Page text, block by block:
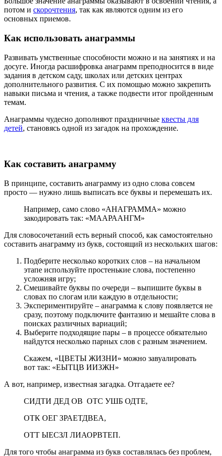
потом и скорочтения, так как являются одним из его
основных приемов.
Как использовать анаграммы
Развивать умственные способности можно и на занятиях и на
досуге. Иногда расшифровка анаграмм преподносится в виде
задания в детском саду, школах или детских центрах
дополнительного развития. С их помощью можно закрепить
навыки письма и чтения, а также подвести итог пройденным
темам.
Анаграммы чудесно дополняют праздничные квесты для
детей, становясь одной из загадок на прохождение.
Как составить анаграмму
В принципе, составить анаграмму из одно слова совсем
просто — нужно лишь выписать все буквы и перемешать их.
Например, само слово «АНАГРАММА» можно
закодировать так: «МААРААНГМ»
Для словосочетаний есть верный способ, как самостоятельно
составить анаграмму из букв, состоящий из нескольких шагов:
Подберите несколько коротких слов – на начальном
этапе используйте простенькие слова, постепенно
усложняя игру;
Смешивайте буквы по очереди – выпишите буквы в
словах по слогам или каждую в отдельности;
Экспериментируйте – анаграмма к слову появляется не
сразу, поэтому подключите фантазию и мешайте слова в
поисках различных вариаций;
Выберите подходящие пары – в процессе обязательно
найдутся несколько парных слов с разным значением.
Скажем, «ЦВЕТЫ ЖИЗНИ» можно завуалировать
вот так: «ЕЫТЦВ ИИЗЖН»
А вот, например, известная загадка. Отгадаете ее?
СИДТИ ДЕД ОВ ОТС УШБ ОДТЕ,
ОТК ОЕГ ЗРАЕТДВЕА,
ОТТ ЫЕСЗЛ ЛИАОРВТЕП.
Для того чтобы анаграмма из букв составлялась без проблем,